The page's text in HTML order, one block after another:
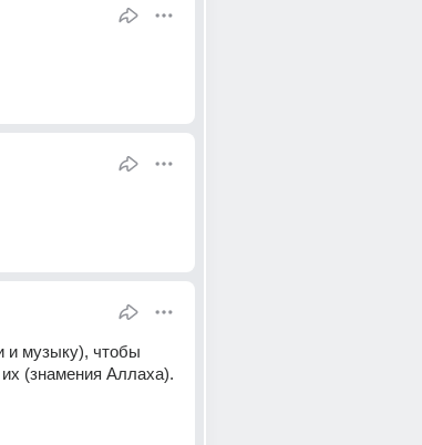
и музыку), чтобы
(знамения Аллаха).